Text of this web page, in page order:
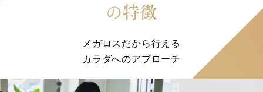
メガロスだから行える
カラダへのアプローチ